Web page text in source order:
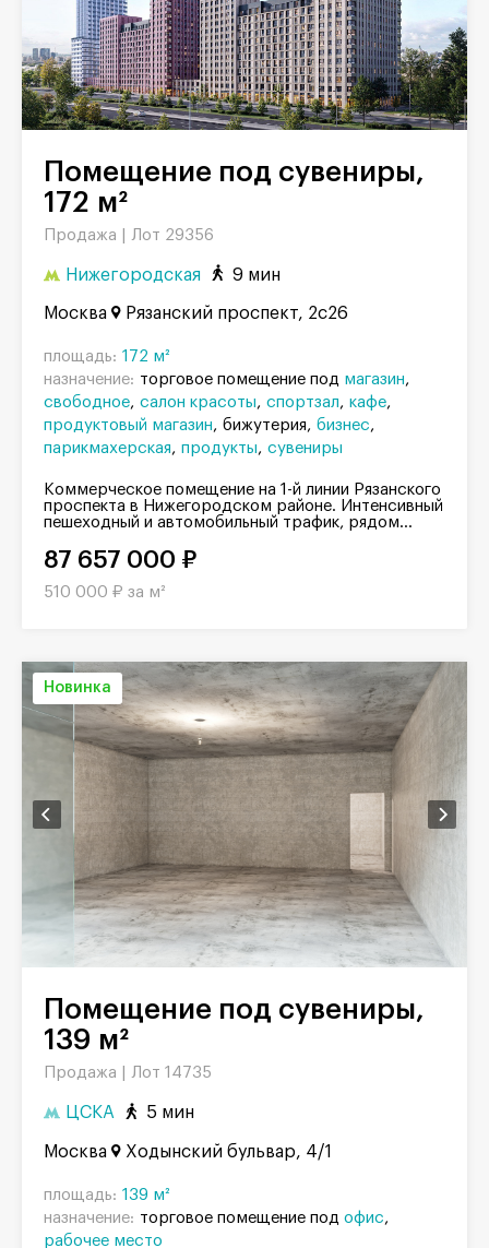
Помещение под сувениры,
172 м²
Продажа | Лот 29356
Нижегородская 9 мин
Москва Рязанский проспект, 2с26
площадь: 172 м²
назначение: торговое помещение под магазин
свободное салон красоты спортзал
кафе
продуктовый магазин
бижутерия
бизнес
парикмахерская
продукты сувениры
Коммерческое помещение на 1-й линии Рязанского
проспекта в Нижегородском районе. Интенсивный
пешеходный и автомобильный трафик, рядом...
87 657 000 ₽
510 000 ₽ за м²
Новинка
Помещение под сувениры,
139 м²
Продажа | Лот 14735
ЦСКА 5 мин
Москва Ходынский бульвар, 4/1
площадь: 139 м²
назначение: торговое помещение под офис
рабочее место